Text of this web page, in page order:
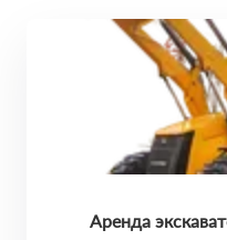
Аренда